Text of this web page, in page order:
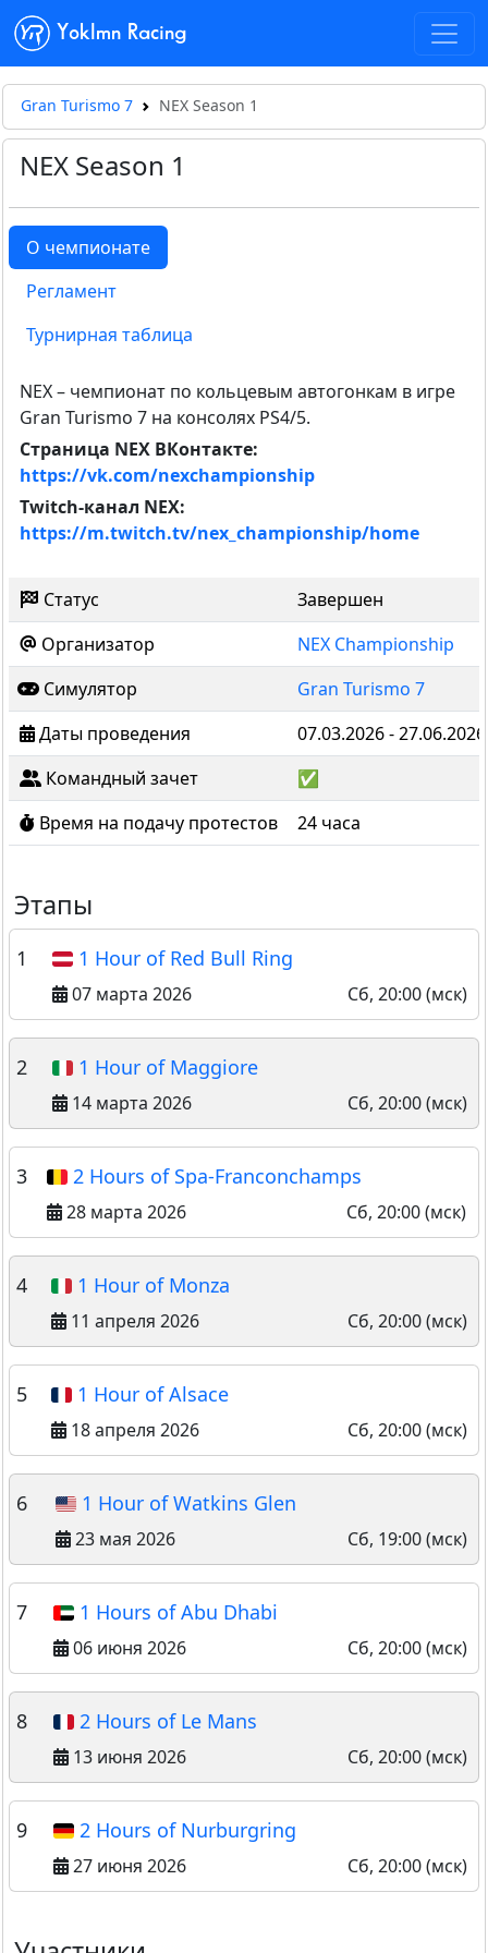
Yoklmn Racing
Gran Turismo 7 NEX Season 1
NEX Season 1
О чемпионате
Регламент
Турнирная таблица
NEX – чемпионат по кольцевым автогонкам в игре
Gran Turismo 7 на консолях PS4/5.
Страница NEX ВКонтакте:
https://vk.com/nexchampionship
Twitch-канал NEX:
https://m.twitch.tv/nex_championship/home
Статус
Завершен
Организатор
NEX Championship
Симулятор
Gran Turismo 7
Даты проведения
07.03.2026 - 27.06.2026
Командный зачет
✅
Время на подачу протестов
24 часа
Этапы
1 1 Hour of Red Bull Ring
07 марта 2026 Сб, 20:00 (мск)
2 1 Hour of Maggiore
14 марта 2026 Сб, 20:00 (мск)
3 2 Hours of Spa-Franconchamps
28 марта 2026 Сб, 20:00 (мск)
4 1 Hour of Monza
11 апреля 2026 Сб, 20:00 (мск)
5 1 Hour of Alsace
18 апреля 2026 Сб, 20:00 (мск)
6 1 Hour of Watkins Glen
23 мая 2026 Сб, 19:00 (мск)
7 1 Hours of Abu Dhabi
06 июня 2026 Сб, 20:00 (мск)
8 2 Hours of Le Mans
13 июня 2026 Сб, 20:00 (мск)
9 2 Hours of Nurburgring
27 июня 2026 Сб, 20:00 (мск)